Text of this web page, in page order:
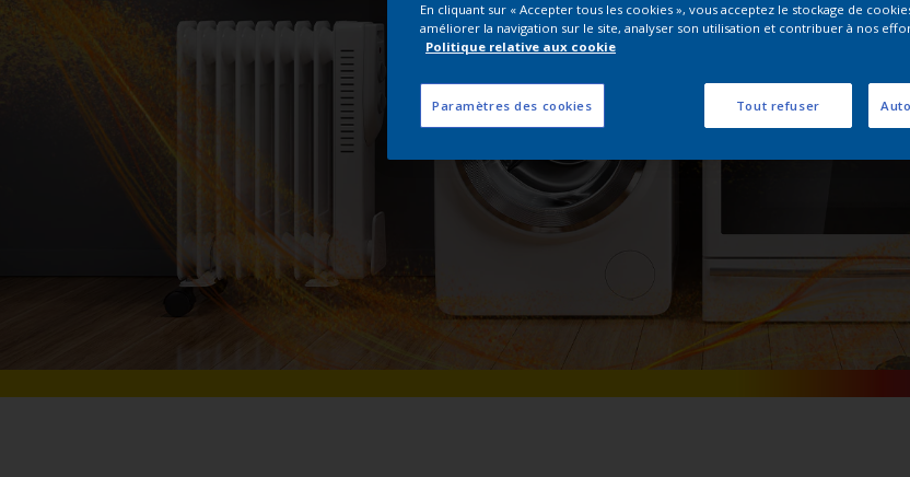
Interpon
En cliquant sur « Accepter tous les cookies », vous acceptez le stockage de
améliorer la navigation sur le site, analyser son utilisation et contribuer à nos
Politique relative aux cookie
Paramètres des cookies Tout refuser